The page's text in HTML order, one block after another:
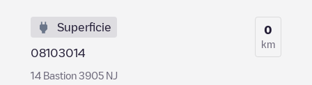
Superficie
08103014
14 Bastion 3905 NJ
0
km